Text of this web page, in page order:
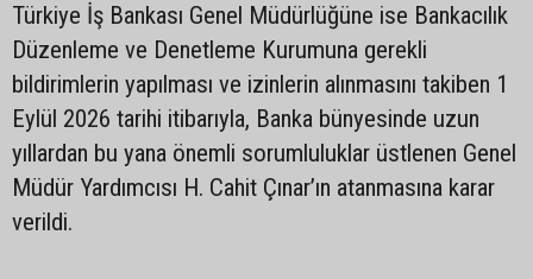
Türkiye İş Bankası Genel Müdürlüğüne ise Bankacılık
Düzenleme ve Denetleme Kurumuna gerekli
bildirimlerin yapılması ve izinlerin alınmasını takiben 1
Eylül 2026 tarihi itibarıyla, Banka bünyesinde uzun
yıllardan bu yana önemli sorumluluklar üstlenen Genel
Müdür Yardımcısı H. Cahit Çınar’ın atanmasına karar
verildi.